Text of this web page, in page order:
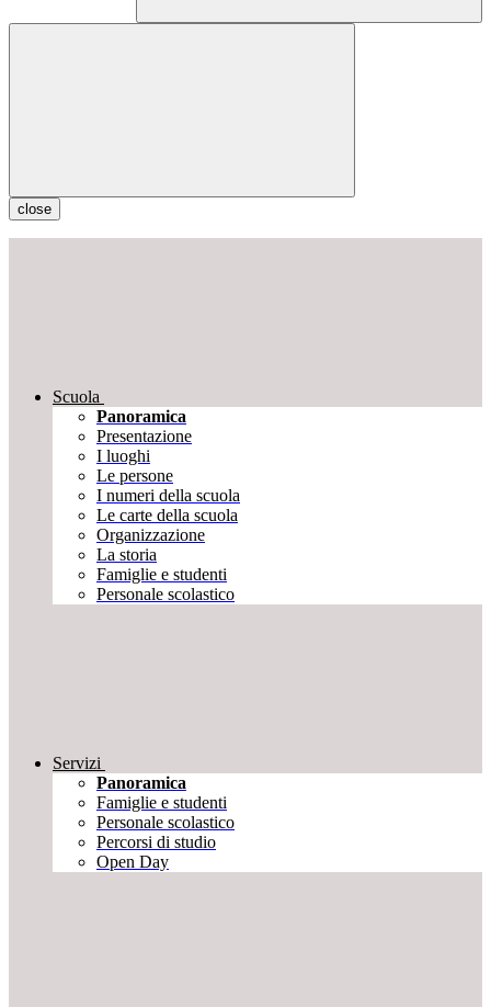
close
Scuola
Panoramica
Presentazione
I luoghi
Le persone
I numeri della scuola
Le carte della scuola
Organizzazione
La storia
Famiglie e studenti
Personale scolastico
Servizi
Panoramica
Famiglie e studenti
Personale scolastico
Percorsi di studio
Open Day